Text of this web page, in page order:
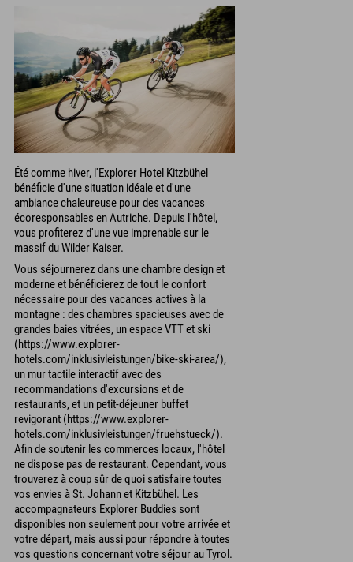
Été comme hiver, l'Explorer Hotel Kitzbühel
bénéficie d'une situation idéale et d'une
ambiance chaleureuse pour des vacances
écoresponsables en Autriche. Depuis l'hôtel,
vous profiterez d'une vue imprenable sur le
massif du Wilder Kaiser.
Vous séjournerez dans une chambre design et
moderne et bénéficierez de tout le confort
nécessaire pour des vacances actives à la
montagne : des chambres spacieuses avec de
grandes baies vitrées, un espace VTT et ski
(https://www.explorer-
hotels.com/inklusivleistungen/bike-ski-area/),
un mur tactile interactif avec des
recommandations d'excursions et de
restaurants, et un petit-déjeuner buffet
revigorant (https://www.explorer-
hotels.com/inklusivleistungen/fruehstueck/).
Afin de soutenir les commerces locaux, l'hôtel
ne dispose pas de restaurant. Cependant, vous
trouverez à coup sûr de quoi satisfaire toutes
vos envies à St. Johann et Kitzbühel. Les
accompagnateurs Explorer Buddies sont
disponibles non seulement pour votre arrivée et
votre départ, mais aussi pour répondre à toutes
vos questions concernant votre séjour au Tyrol.